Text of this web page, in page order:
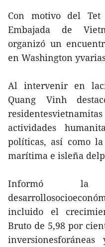
Con motivo del
Embajada de
organizó un
en Washington
Al intervenir en
Quang Vinh
actividades
políticas, así como
marítima e isleña
Informó la
incluido el
Bruto de 5,98 por